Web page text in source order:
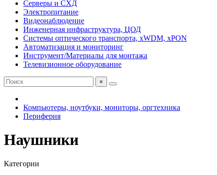
Серверы и СХД
Электропитание
Видеонаблюдение
Инженерная инфраструктура, ЦОД
Системы оптического транспорта, xWDM, xPON
Автоматизация и мониторинг
Инструмент/Материалы для монтажа
Телевизионное оборудование
×
Компьютеры, ноутбуки, мониторы, оргтехника
Периферия
Наушники
Категории